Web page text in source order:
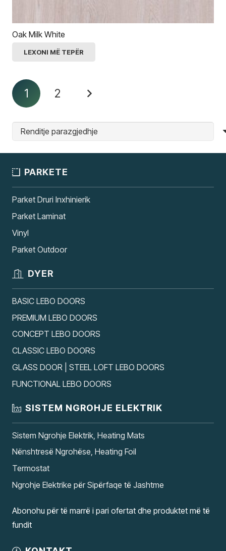
Oak Milk White
LEXONI MË TEPËR
1 2
PARKETE
Parket Druri Inxhinierik
Parket Laminat
Vinyl
Parket Outdoor
DYER
BASIC LEBO DOORS
PREMIUM LEBO DOORS
CONCEPT LEBO DOORS
CLASSIC LEBO DOORS
GLASS DOOR | STEEL LOFT LEBO DOORS
FUNCTIONAL LEBO DOORS
SISTEM NGROHJE ELEKTRIK
Sistem Ngrohje Elektrik, Heating Mats
Nënshtresë Ngrohëse, Heating Foil
Termostat
Ngrohje Elektrike për Sipërfaqe të Jashtme
Abonohu për të marrë i pari ofertat dhe produktet më të
fundit